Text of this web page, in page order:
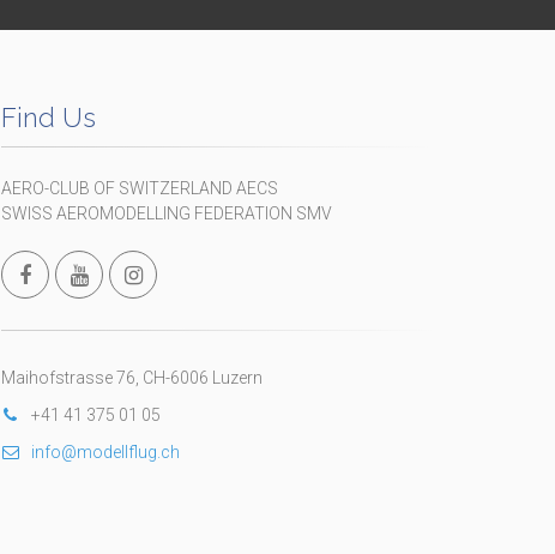
Find Us
AERO-CLUB OF SWITZERLAND AECS
SWISS AEROMODELLING FEDERATION SMV
Maihofstrasse 76, CH-6006 Luzern
+41 41 375 01 05
info@modellflug.ch